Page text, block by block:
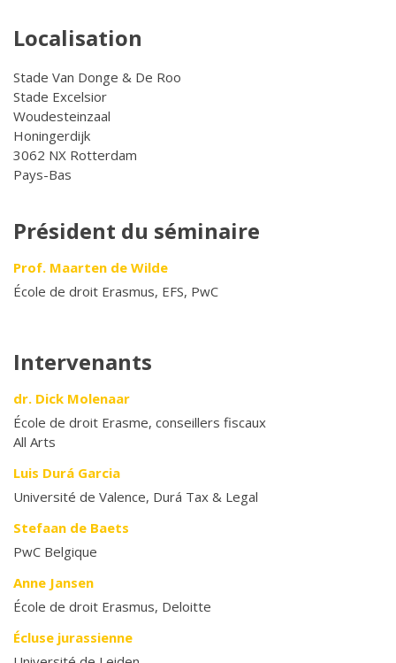
Localisation
Stade Van Donge & De Roo
Stade Excelsior
Woudesteinzaal
Honingerdijk
3062 NX Rotterdam
Pays-Bas
Président du séminaire
Prof. Maarten de Wilde
École de droit Erasmus, EFS, PwC
Intervenants
dr. Dick Molenaar
École de droit Erasme, conseillers fiscaux
All Arts
Luis Durá Garcia
Université de Valence, Durá Tax & Legal
Stefaan de Baets
PwC Belgique
Anne Jansen
École de droit Erasmus, Deloitte
Écluse jurassienne